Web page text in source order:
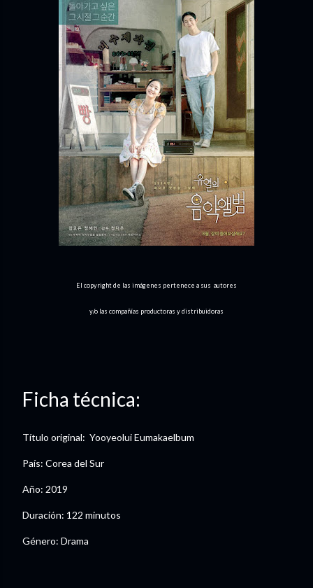
El copyright de las imágenes pertenece a sus autores
y/o las compañías productoras y distribuidoras
Ficha técnica:
Título original: Yooyeolui Eumakaelbum
País: Corea del Sur
Año: 2019
Duración: 122 minutos
Género: Drama